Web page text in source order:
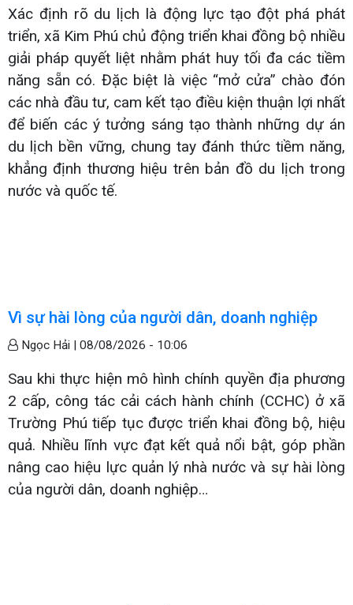
Xác định rõ du lịch là động lực tạo đột phá phát
triển, xã Kim Phú chủ động triển khai đồng bộ nhiều
giải pháp quyết liệt nhằm phát huy tối đa các tiềm
năng sẵn có. Đặc biệt là việc “mở cửa” chào đón
các nhà đầu tư, cam kết tạo điều kiện thuận lợi nhất
để biến các ý tưởng sáng tạo thành những dự án
du lịch bền vững, chung tay đánh thức tiềm năng,
khẳng định thương hiệu trên bản đồ du lịch trong
nước và quốc tế.
Vì sự hài lòng của người dân, doanh nghiệp
Ngọc Hải | 08/08/2026 - 10:06
Sau khi thực hiện mô hình chính quyền địa phương
2 cấp, công tác cải cách hành chính (CCHC) ở xã
Trường Phú tiếp tục được triển khai đồng bộ, hiệu
quả. Nhiều lĩnh vực đạt kết quả nổi bật, góp phần
nâng cao hiệu lực quản lý nhà nước và sự hài lòng
của người dân, doanh nghiệp…